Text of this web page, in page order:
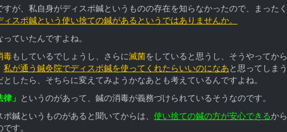
すが、私自身がディスポ鍼というものの存在を知らなかったので、まったく
ィスポ鍼という使い捨ての鍼があるというではありませんか。
ていたんですよね。
毒もしているでしょうし、さらに滅菌をしていると思うし、そうやってから
私が通う鍼灸院でディスポ鍼を使ってくれたらいいのになあと思ってしまう
したら、そちらに変えてみようかなあとも考えているんですよね。
」 というのがあって、鍼の消毒が義務づけられているそうなのです。
鍼というものがあると聞いてからは、 使い捨ての鍼の方が安心できるから
す。